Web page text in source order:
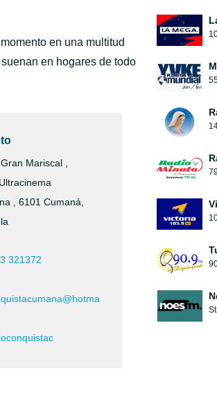
en una multitud
en hogares de todo
Mariscal ,
, 6101 Cumaná,
321372